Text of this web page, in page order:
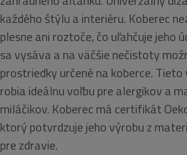
každého štýlu a interiéru. Koberec
plesne ani roztoče, čo uľahčuje jeho
sa vysáva a na väčšie nečistoty
prostriedky určené na koberce.
robia ideálnu voľbu pre alergikov a
miláčikov. Koberec má certifikát
ktorý potvrdzuje jeho výrobu z
pre zdravie.